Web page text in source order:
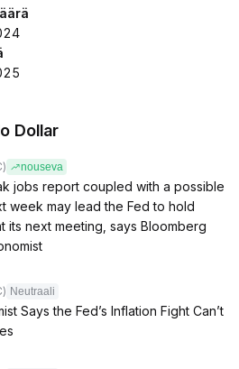
Dollar
nouseva
jobs report coupled with a possible
week may lead the Fed to hold
its next meeting, says Bloomberg
Neutraali
Says the Fed’s Inflation Fight Can’t